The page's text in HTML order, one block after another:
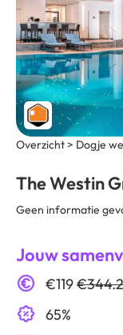
Overzicht > Dogje
The Westin
Geen informatie
Jouw
€119
65%